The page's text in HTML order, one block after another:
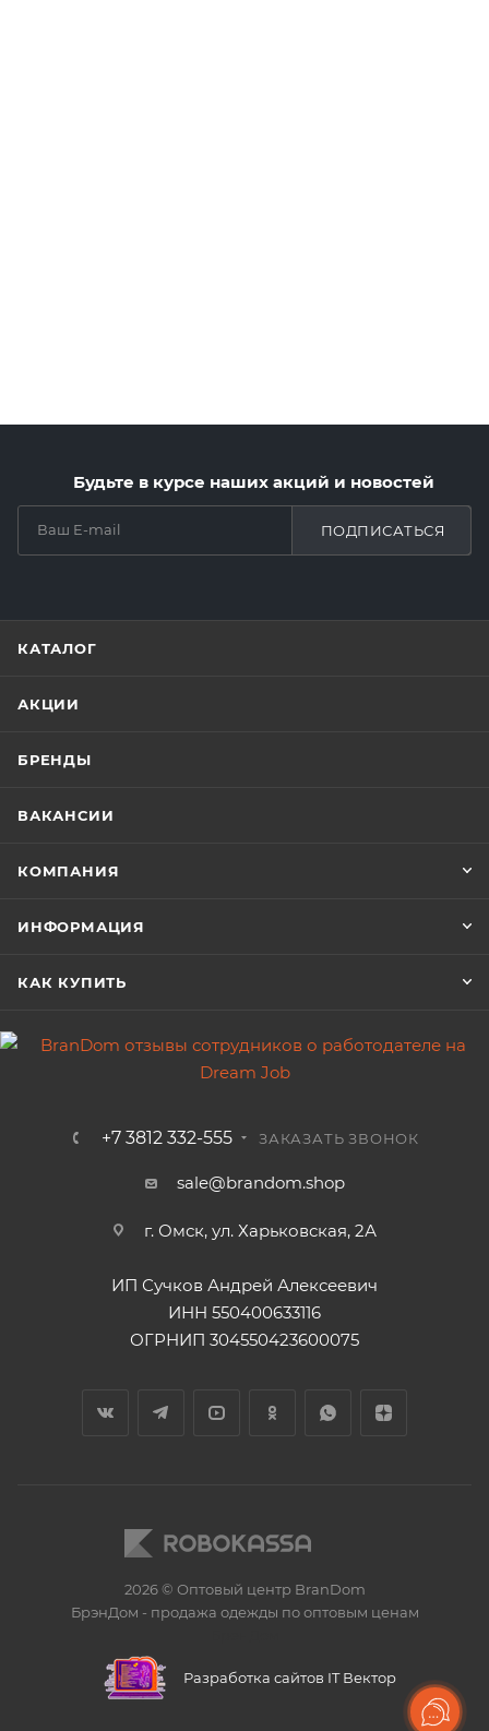
Будьте в курсе наших акций и новостей
ПОДПИСАТЬСЯ
КАТАЛОГ
АКЦИИ
БРЕНДЫ
ВАКАНСИИ
КОМПАНИЯ
ИНФОРМАЦИЯ
КАК КУПИТЬ
+7 3812 332-555 ЗАКАЗАТЬ ЗВОНОК
sale@brandom.shop
г. Омск, ул. Харьковская, 2А
ИП Сучков Андрей Алексеевич
ИНН 550400633116
ОГРНИП 304550423600075
2026 © Оптовый центр BranDom
БрэнДом - продажа одежды по оптовым ценам
Разработка сайтов IT Вектор